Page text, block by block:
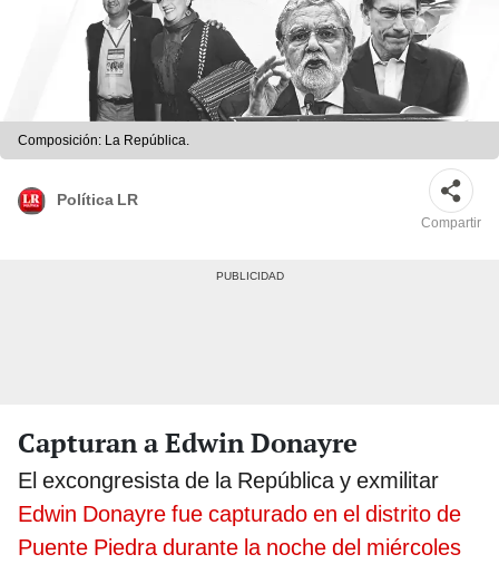
Composición: La República.
Política LR
Compartir
Capturan a Edwin Donayre
El excongresista de la República y exmilitar
Edwin Donayre fue capturado en el distrito de
Puente Piedra durante la noche del miércoles